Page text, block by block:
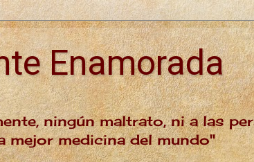
Enamorada
ningún maltrato, ni a las
mejor medicina del mundo"